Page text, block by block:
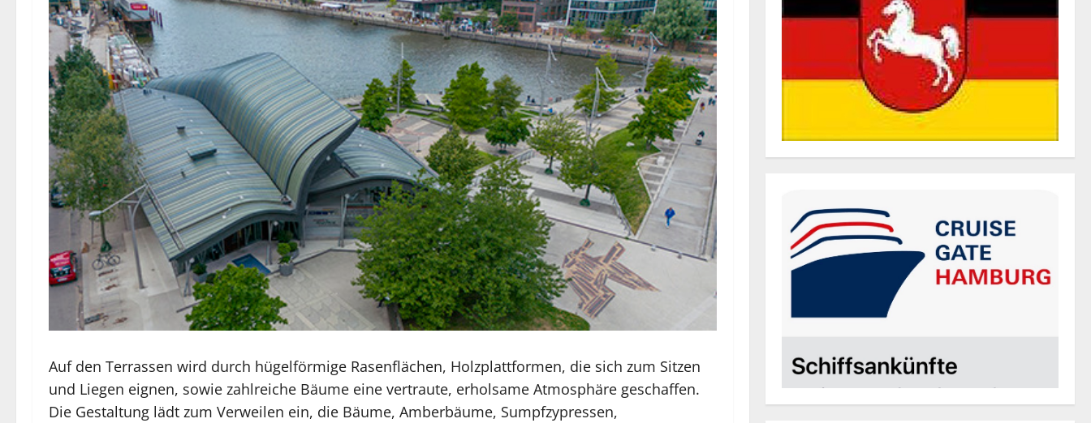
Auf den Terrassen wird durch hügelförmige Rasenflächen, Holzplattformen, die sich zum Sitzen
und Liegen eignen, sowie zahlreiche Bäume eine vertraute, erholsame Atmosphäre geschaffen.
Die Gestaltung lädt zum Verweilen ein, die Bäume, Amberbäume, Sumpfzypressen,